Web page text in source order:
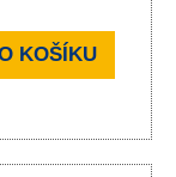
KOŠÍKU